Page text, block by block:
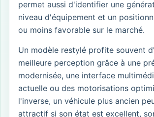
permet aussi d'identifier une
niveau d'équipement et un
ou moins favorable sur le marché.
Un modèle restylé profite souvent
meilleure perception grâce à une
modernisée, une interface
actuelle ou des motorisations
l'inverse, un véhicule plus ancien
attractif si son état est excellent,